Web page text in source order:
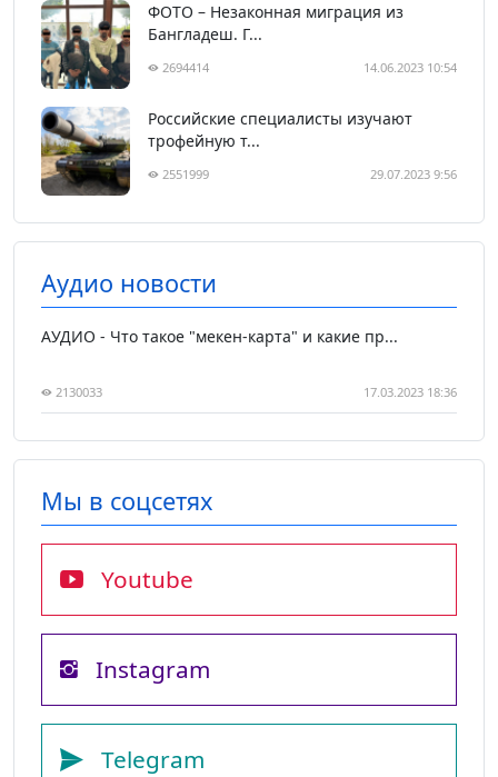
ФОТО – Незаконная миграция из
Бангладеш. Г...
2694414 14.06.2023 10:54
Российские специалисты изучают
трофейную т...
2551999 29.07.2023 9:56
Аудио новости
АУДИО - Что такое "мекен-карта" и какие пр...
2130033 17.03.2023 18:36
Мы в соцсетях
Youtube
Instagram
Telegram